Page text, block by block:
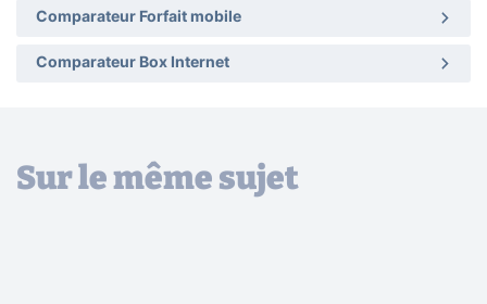
Comparateur Forfait mobile
Comparateur Box Internet
Sur le même sujet